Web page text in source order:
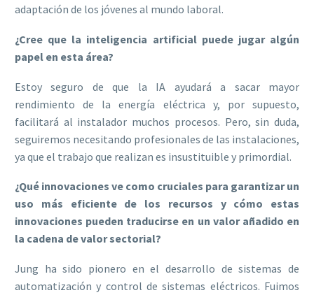
adaptación de los jóvenes al mundo laboral.
¿Cree que la inteligencia artificial puede jugar algún
papel en esta área?
Estoy seguro de que la IA ayudará a sacar mayor
rendimiento de la energía eléctrica y, por supuesto,
facilitará al instalador muchos procesos. Pero, sin duda,
seguiremos necesitando profesionales de las instalaciones,
ya que el trabajo que realizan es insustituible y primordial.
¿Qué innovaciones ve como cruciales para garantizar un
uso más eficiente de los recursos y cómo estas
innovaciones pueden traducirse en un valor añadido en
la cadena de valor sectorial?
Jung ha sido pionero en el desarrollo de sistemas de
automatización y control de sistemas eléctricos. Fuimos